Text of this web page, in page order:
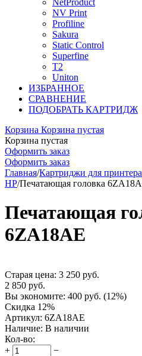
NetProduct
NV Print
Profiline
Sakura
Static Control
Superfine
T2
Uniton
ИЗБРАННОЕ
СРАВНЕНИЕ
ПОДОБРАТЬ КАРТРИДЖ
Корзина Корзина пустая
Корзина пустая
Оформить заказ
Оформить заказ
Главная/Картриджи для
HP/Печатающая головка
Печатающая
6ZA18AE
Старая цена: 3 250 руб.
2 850 руб.
Вы экономите: 400 руб. (12%)
Скидка 12%
Артикул: 6ZA18AE
Наличие: В наличии
Кол-во:
+
−